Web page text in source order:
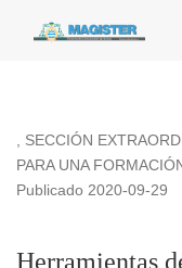
Herramientas de
, SECCIÓN
PARA UNA
Herramientas
Publicado 2020-09-29